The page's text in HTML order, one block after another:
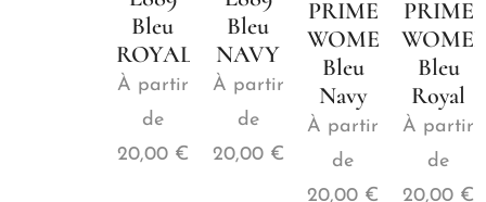
Bleu
ROYAL
À partir
de
20,00€
Bleu
NAVY
À partir
de
20,00€
PRIME
WOMEN
Bleu
Navy
À partir
de
20,00 €
PRIME
Bleu
Royal
À partir
de
20,00 €